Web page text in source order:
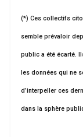
(*) Ces collectifs
semble prévaloir
public a été écarté.
les données qui ne
d’interpeller ces
dans la sphère